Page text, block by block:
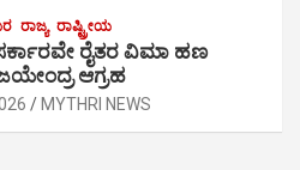
ರಾಜ್ಯ ರಾಷ್ಟ್ರೀಯ
ರೈತರ ವಿಮಾ ಹಣ
ಆಗ್ರಹ
MYTHRI NEWS